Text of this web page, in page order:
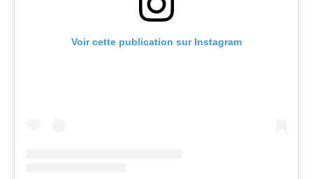
Voir cette publication sur Instagram